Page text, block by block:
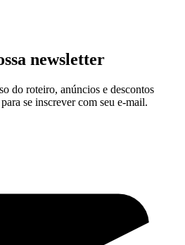
newsletter
do roteiro, anúncios e descontos
se inscrever com seu e-mail.